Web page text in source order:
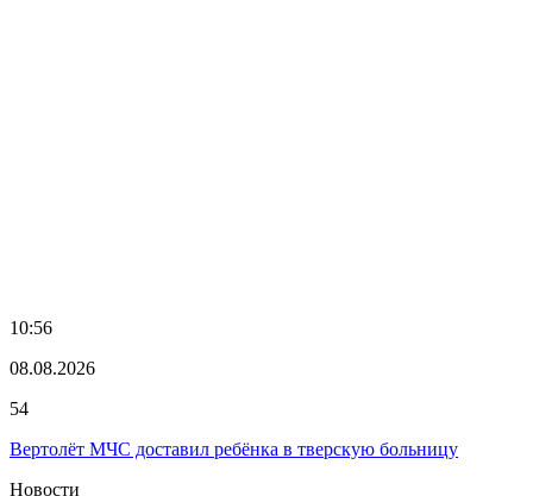
10:56
08.08.2026
54
Вертолёт МЧС доставил ребёнка в тверскую больницу
Новости